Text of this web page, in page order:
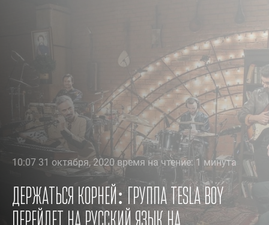
10:07 31 октября, 2020 время на чтение: 1 минута
Держаться корней: группа Tesla Boy